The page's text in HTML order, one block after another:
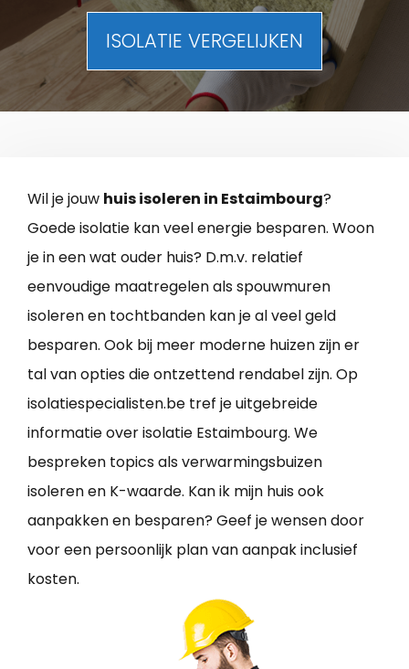
ISOLATIE VERGELIJKEN
Wil je jouw huis isoleren in Estaimbourg?
Goede isolatie kan veel energie besparen. Woon
je in een wat ouder huis? D.m.v. relatief
eenvoudige maatregelen als spouwmuren
isoleren en tochtbanden kan je al veel geld
besparen. Ook bij meer moderne huizen zijn er
tal van opties die ontzettend rendabel zijn. Op
isolatiespecialisten.be tref je uitgebreide
informatie over isolatie Estaimbourg. We
bespreken topics als verwarmingsbuizen
isoleren en K-waarde. Kan ik mijn huis ook
aanpakken en besparen? Geef je wensen door
voor een persoonlijk plan van aanpak inclusief
kosten.